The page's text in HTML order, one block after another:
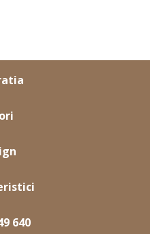
640